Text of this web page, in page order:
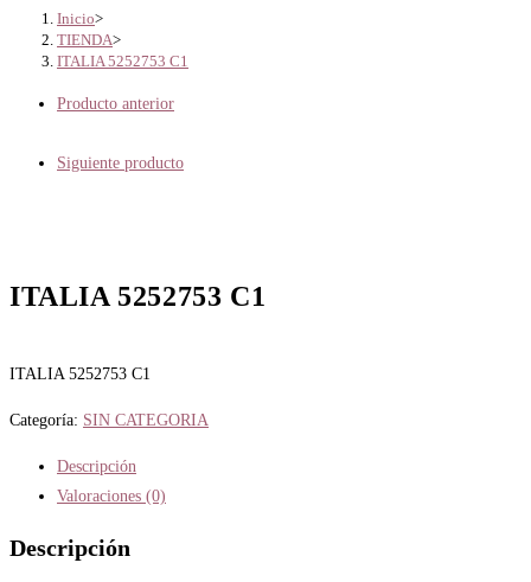
Inicio>
TIENDA>
ITALIA 5252753 C1
Producto anterior
Siguiente producto
ITALIA 5252753 C1
ITALIA 5252753 C1
Categoría: SIN CATEGORIA
Descripción
Valoraciones (0)
Descripción